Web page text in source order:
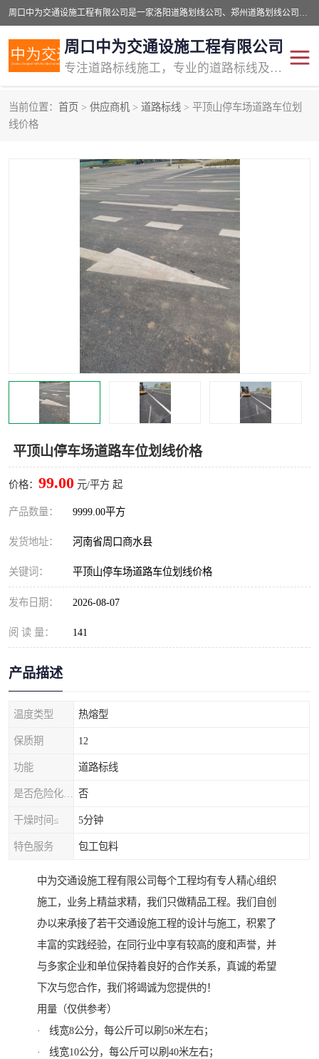
周口中为交通设施工程有限公司是一家洛阳道路划线公司、郑州道路划线公司、平顶山道路车位划线公司、开封车位划线公司、许昌道路车位划线公司、漯河道路车位划线公司，公司始终坚持“诚信、匠心、专注”的宗旨；我们的经营理念是：的服务。
周口中为交通设施工程有限公司
专注道路标线施工，专业的道路标线及交通设施施工服务商!
当前位置： 首页 > 供应商机 > 道路标线 > 平顶山停车场道路车位划
线价格
平顶山停车场道路车位划线价格
价格： 99.00 元/平方 起
产品数量： 9999.00平方
发货地址： 河南省周口商水县
关键词： 平顶山停车场道路车位划线价格
发布日期： 2026-08-07
阅 读 量： 141
产品描述
温度类型 热熔型
保质期 12
功能 道路标线
否
干燥时间≤ 5分钟
特色服务 包工包料
中为交通设施工程有限公司每个工程均有专人精心组织
施工，业务上精益求精，我们只做精品工程。我们自创
办以来承接了若干交通设施工程的设计与施工，积累了
丰富的实践经验，在同行业中享有较高的度和声誉，并
与多家企业和单位保持着良好的合作关系，真诚的希望
下次与您合作，我们将竭诚为您提供的！
用量（仅供参考）
· 线宽8公分，每公斤可以刷50米左右；
· 线宽10公分，每公斤可以刷40米左右；
交通道路标线
道路标线划线 马路标线
道路划线